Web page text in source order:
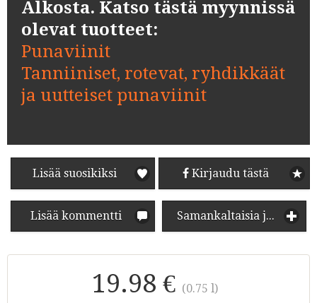
Alkosta. Katso tästä myynnissä
olevat tuotteet:
Punaviinit
Tanniiniset, rotevat, ryhdikkäät
ja uutteiset punaviinit
Lisää suosikiksi Kirjaudu tästä
Lisää kommentti Samankaltaisia juomia
19.98 € (0.75 l)